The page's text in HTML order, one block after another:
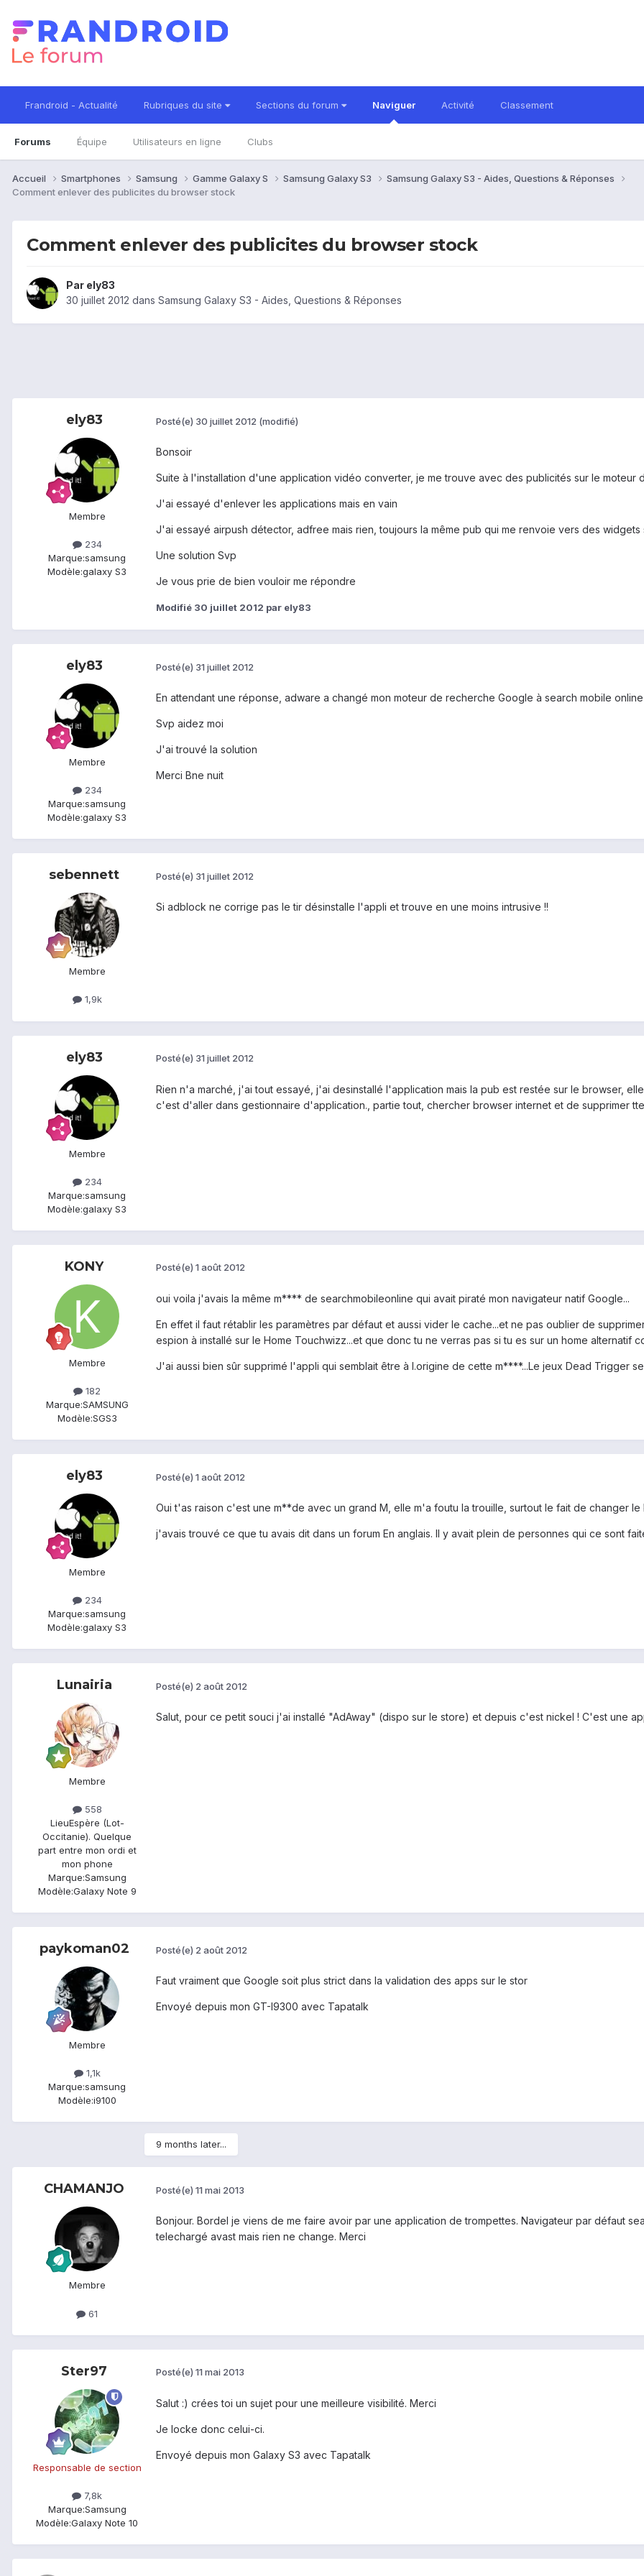
Frandroid - Actualité Rubriques du site Sections du forum Naviguer
Forums Équipe Utilisateurs en ligne Clubs
Activité Classement
Accueil Smartphones Samsung Gamme Galaxy S Samsung Galaxy S3
Samsung Galaxy S3 - Aides, Questions & Réponses
Comment enlever des publicites du browser stock
Comment enlever des publicites du browser stock
Par ely83
30 juillet 2012 dans Samsung Galaxy S3 - Aides, Questions & Réponses
ely83
Membre
234
Marque:samsung
Modèle:galaxy S3
Posté(e) 30 juillet 2012 (modifié)
Bonsoir
Suite à l'installation d'une application vidéo converter, je me trouve avec des publicités sur le moteur
J'ai essayé d'enlever les applications mais en vain
J'ai essayé airpush détector, adfree mais rien, toujours la même pub qui me renvoie vers des widgets
Une solution Svp
Je vous prie de bien vouloir me répondre
Modifié 30 juillet 2012 par ely83
ely83
Membre
234
Marque:samsung
Modèle:galaxy S3
Posté(e) 31 juillet 2012
En attendant une réponse, adware a changé mon moteur de recherche Google à search mobile online
Svp aidez moi
J'ai trouvé la solution
Merci Bne nuit
sebennett
Membre
1,9k
Posté(e) 31 juillet 2012
Si adblock ne corrige pas le tir désinstalle l'appli et trouve en une moins intrusive !!
ely83
Membre
234
Marque:samsung
Modèle:galaxy S3
Posté(e) 31 juillet 2012
Rien n'a marché, j'ai tout essayé, j'ai desinstallé l'application mais la pub est restée sur le browser,
c'est d'aller dans gestionnaire d'application., partie tout, chercher browser internet et de supprimer
KONY
Membre
182
Marque:SAMSUNG
Modèle:SGS3
Posté(e) 1 août 2012
oui voila j'avais la même m**** de searchmobileonline qui avait piraté mon navigateur natif Google...
En effet il faut rétablir les paramètres par défaut et aussi vider le cache...et ne pas oublier de
espion à installé sur le Home Touchwizz...et que donc tu ne verras pas si tu es sur un home alternatif
J'ai aussi bien sûr supprimé l'appli qui semblait être à l.origine de cette m****...Le jeux Dead Trigger
ely83
Membre
234
Marque:samsung
Modèle:galaxy S3
Posté(e) 1 août 2012
Oui t'as raison c'est une m**de avec un grand M, elle m'a foutu la trouille, surtout le fait de changer le
j'avais trouvé ce que tu avais dit dans un forum En anglais. Il y avait plein de personnes qui ce sont
Lunairia
Membre
558
LieuEspère (Lot-
Occitanie). Quelque
part entre mon ordi et
mon phone
Marque:Samsung
Modèle:Galaxy Note 9
Posté(e) 2 août 2012
Salut, pour ce petit souci j'ai installé "AdAway" (dispo sur le store) et depuis c'est nickel ! C'est une
paykoman02
Membre
1,1k
Marque:samsung
Modèle:i9100
Posté(e) 2 août 2012
Faut vraiment que Google soit plus strict dans la validation des apps sur le stor
Envoyé depuis mon GT-I9300 avec Tapatalk
9 months later...
CHAMANJO
Membre
61
Posté(e) 11 mai 2013
Bonjour. Bordel je viens de me faire avoir par une application de trompettes. Navigateur par défaut
telechargé avast mais rien ne change. Merci
Ster97
Responsable de section
7,8k
Marque:Samsung
Modèle:Galaxy Note 10
Posté(e) 11 mai 2013
Salut :) crées toi un sujet pour une meilleure visibilité. Merci
Je locke donc celui-ci.
Envoyé depuis mon Galaxy S3 avec Tapatalk